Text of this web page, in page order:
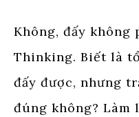
Không, đấy
Thinking. Biết là
đấy được, nhưng
đúng không? Làm